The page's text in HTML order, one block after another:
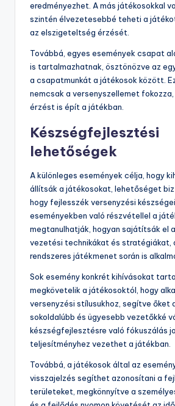
eredményezhet. A más játékosokkal
szintén élvezetesebbé teheti a
az elszigeteltség érzését.
Továbbá, egyes események csapat
is tartalmazhatnak, ösztönözve az
a csapatmunkát a játékosok között.
nemcsak a versenyszellemet fokozza,
érzést is épít a játékban.
Készségfejlesztési
lehetőségek
A különleges események célja, hogy
állítsák a játékosokat, lehetőséget
hogy fejlesszék versenyzési
eseményekben való részvétellel a
megtanulhatják, hogyan sajátítsák el
vezetési technikákat és stratégiákat,
rendszeres játékmenet során is
Sok esemény konkrét kihívásokat
megkövetelik a játékosoktól, hogy
versenyzési stílusukhoz, segítve őket
sokoldalúbb és ügyesebb vezetőkké
készségfejlesztésre való fókuszálás
teljesítményhez vezethet a játékban.
Továbbá, a játékosok által az
visszajelzés segíthet azonosítani a
területeket, megkönnyítve a